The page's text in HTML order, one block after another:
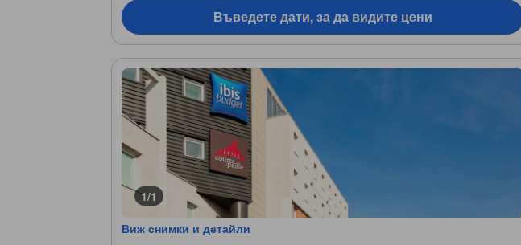
Въведете дати, за да видите цени
1/1
Виж снимки и детайли